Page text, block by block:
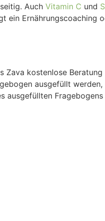
Auch Vitamin C und
ein Ernährungscoaching
Zava kostenlose Beratung
ausgefüllt werden,
ausgefüllten Fragebogens